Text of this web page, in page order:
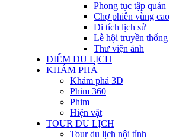
Phong tục tập quán
Chợ phiên vùng cao
Di tích lịch sử
Lễ hội truyền thống
Thư viện ảnh
ĐIỂM DU LỊCH
KHÁM PHÁ
Khám phá 3D
Phim 360
Phim
Hiện vật
TOUR DU LỊCH
Tour du lịch nội tỉnh